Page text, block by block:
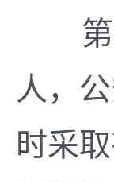
第三
人，
时采